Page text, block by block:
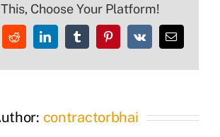
Choose Your Platform!
RedditLinkedInTumblrPinterest
Vk Email
contractorbhai